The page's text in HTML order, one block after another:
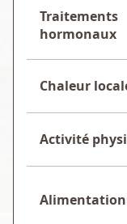
Traitements
hormonaux
Chaleur
Activité
Alimentation